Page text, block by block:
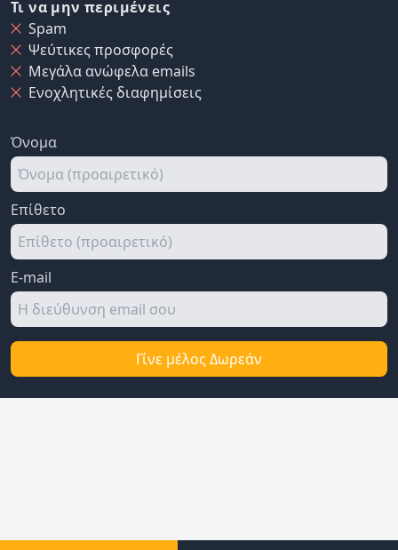
Τι να μην περιμένεις
Spam
Ψεύτικες προσφορές
Μεγάλα ανώφελα emails
Ενοχλητικές διαφημίσεις
Όνομα
Επίθετο
E-mail
Γίνε μέλος Δωρεάν